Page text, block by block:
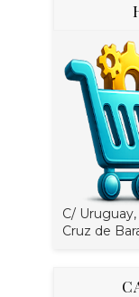
C/
Cruz de